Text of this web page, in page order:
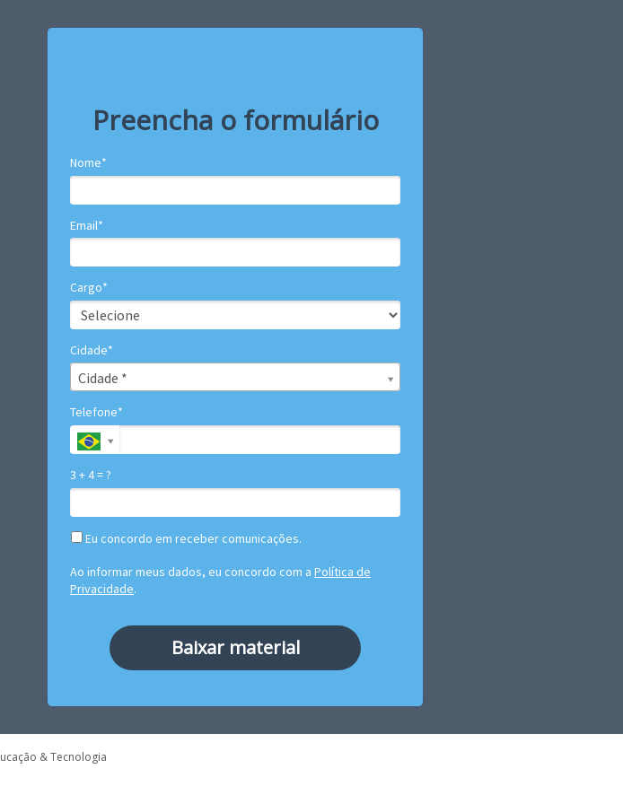
Preencha o formulário
Nome*
Email*
Cargo*
Cidade*
Cidade *
Cidade*
Telefone*
3 + 4 = ?
Eu concordo em receber comunicações.
Ao informar meus dados, eu concordo com a Política de
Privacidade.
Baixar material
& Tecnologia